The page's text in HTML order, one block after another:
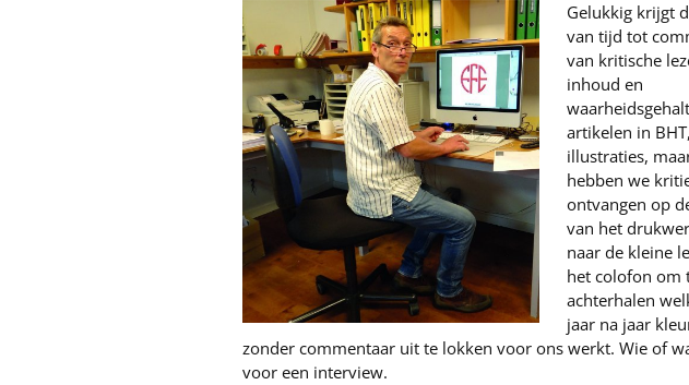
Gelukkig krijgt
van tijd tot
van kritische
inhoud en
artikelen in
illustraties,
hebben we
ontvangen op
van het
naar de kleine
het colofon om
achterhalen
jaar na jaar
zonder commentaar uit te lokken voor ons werkt. Wie of
voor een interview.